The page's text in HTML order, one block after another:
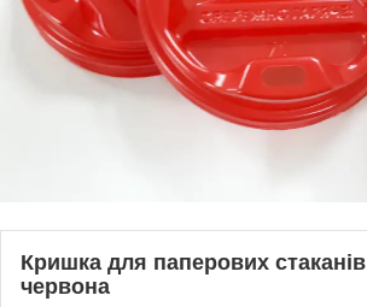
Кришка для паперових
червона